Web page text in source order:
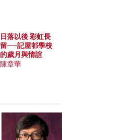
日落以後 彩虹長
留──記屋邨學校
的歲月與情誼
陳章華